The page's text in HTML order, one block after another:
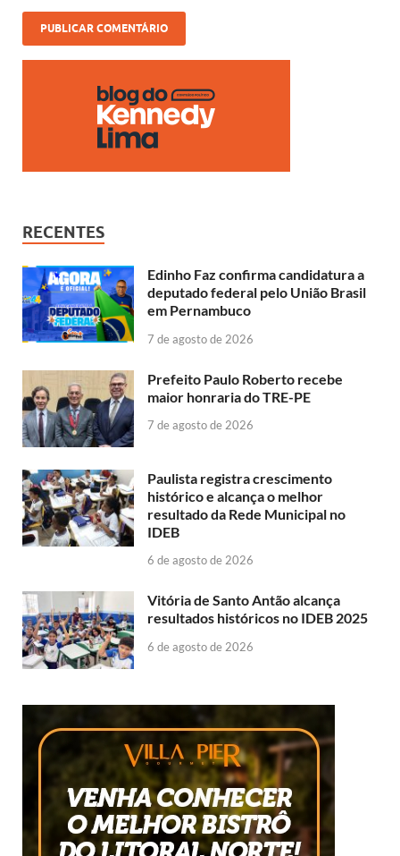
RECENTES
Edinho Faz confirma candidatura a
deputado federal pelo União Brasil
em Pernambuco
7 de agosto de 2026
Prefeito Paulo Roberto recebe
maior honraria do TRE-PE
7 de agosto de 2026
Paulista registra crescimento
histórico e alcança o melhor
resultado da Rede Municipal no
IDEB
6 de agosto de 2026
Vitória de Santo Antão alcança
resultados históricos no IDEB 2025
6 de agosto de 2026